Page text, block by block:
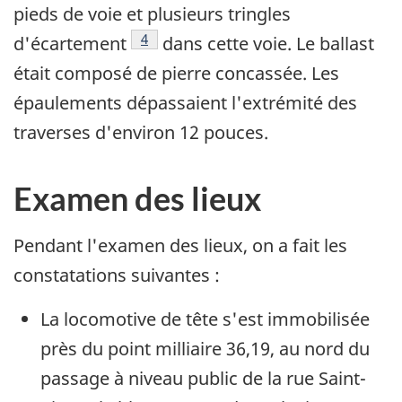
pieds de voie et plusieurs tringles
d'écartement
Note de bas de page
4
dans cette voie. Le ballast
était composé de pierre concassée. Les
épaulements dépassaient l'extrémité des
traverses d'environ 12 pouces.
Examen des lieux
Pendant l'examen des lieux, on a fait les
constatations suivantes :
La locomotive de tête s'est immobilisée
près du point milliaire 36,19, au nord du
passage à niveau public de la rue Saint-